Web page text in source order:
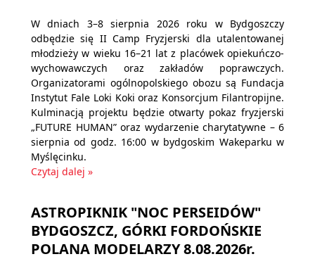
W dniach 3–8 sierpnia 2026 roku w Bydgoszczy
odbędzie się II Camp Fryzjerski dla utalentowanej
młodzieży w wieku 16–21 lat z placówek opiekuńczo-
wychowawczych oraz zakładów poprawczych.
Organizatorami ogólnopolskiego obozu są Fundacja
Instytut Fale Loki Koki oraz Konsorcjum Filantropijne.
Kulminacją projektu będzie otwarty pokaz fryzjerski
„FUTURE HUMAN” oraz wydarzenie charytatywne – 6
sierpnia od godz. 16:00 w bydgoskim Wakeparku w
Myślęcinku.
Czytaj dalej »
ASTROPIKNIK "NOC PERSEIDÓW"
BYDGOSZCZ, GÓRKI FORDOŃSKIE
POLANA MODELARZY 8.08.2026r.